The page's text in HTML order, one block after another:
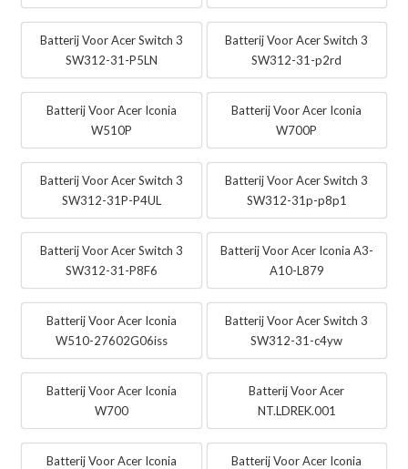
Batterij Voor Acer Switch 3
SW312-31-P5LN
Batterij Voor Acer Switch 3
SW312-31-p2rd
Batterij Voor Acer Iconia
W510P
Batterij Voor Acer Iconia
W700P
Batterij Voor Acer Switch 3
SW312-31P-P4UL
Batterij Voor Acer Switch 3
SW312-31p-p8p1
Batterij Voor Acer Switch 3
SW312-31-P8F6
Batterij Voor Acer Iconia A3-
A10-L879
Batterij Voor Acer Iconia
W510-27602G06iss
Batterij Voor Acer Switch 3
SW312-31-c4yw
Batterij Voor Acer Iconia
W700
Batterij Voor Acer
NT.LDREK.001
Batterij Voor Acer Iconia
Batterij Voor Acer Iconia